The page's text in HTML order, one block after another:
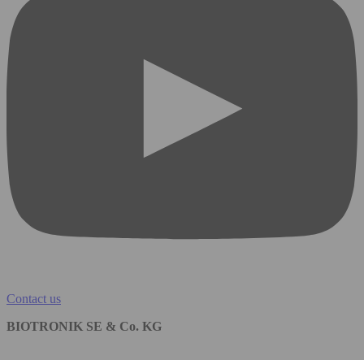
Contact us
BIOTRONIK SE & Co. KG